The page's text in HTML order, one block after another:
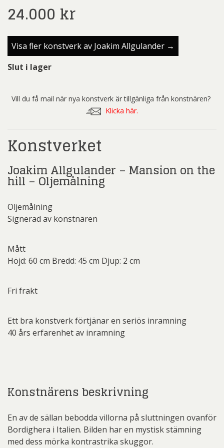
24.000 kr
Visa fler konstverk av Joakim Allgulander →
Slut i lager
Vill du få mail när nya konstverk är tillgänliga från konstnären?
Klicka här.
Konstverket
Joakim Allgulander – Mansion on the
hill – Oljemålning
Oljemålning
Signerad av konstnären
Mått
Höjd: 60 cm Bredd: 45 cm Djup: 2 cm
Fri frakt
Ett bra konstverk förtjänar en seriös inramning
40 års erfarenhet av inramning
Konstnärens beskrivning
En av de sällan bebodda villorna på sluttningen ovanför
Bordighera i Italien. Bilden har en mystisk stämning
med dess mörka kontrastrika skuggor.